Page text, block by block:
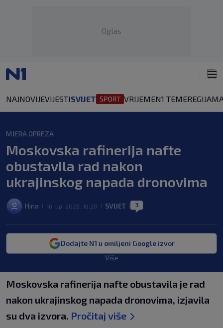
Oglas
NAJNOVIJEVIJESTISVIJET VRIJEMEN1 TEMEREGIJA
MJERA OPREZA
Moskovska rafinerija nafte
obustavila rad nakon
ukrajinskog napada dronovima
Hina 16. lip. 2026. 16:20 SVIJET 3
Dodajte N1 u omiljeni Google izvor
Više
Moskovska rafinerija nafte obustavila je rad
nakon ukrajinskog napada dronovima, izjavila
su dva izvora. Pročitaj više